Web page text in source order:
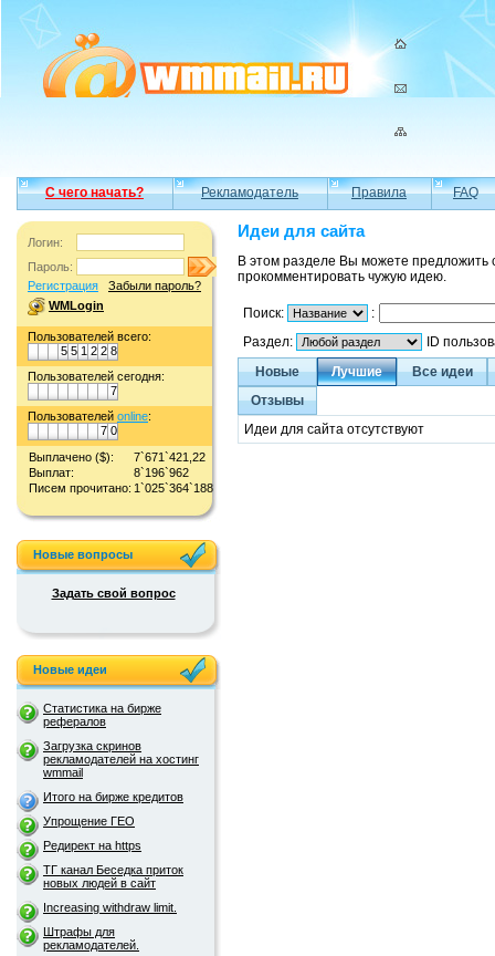
С чего начать? Рекламодатель Правила FAQ
Логин:
Пароль:
Регистрация
Забыли пароль?
WMLogin
Пользователей всего:
5 5 1 2 2 8
Пользователей сегодня:
7
Пользователей online:
7 0
Выплачено ($):
7`671`421,22
Выплат:
8`196`962
Писем прочитано: 1`025`364`188
Новые вопросы
Задать свой вопрос
Новые идеи
Статистика на бирже
рефералов
Загрузка скринов
рекламодателей на хостинг
wmmail
Итого на бирже кредитов
Упрощение ГЕО
Редирект на https
ТГ канал Беседка приток
новых людей в сайт
Increasing withdraw limit.
Штрафы для
рекламодателей.
Идеи для сайта
В этом разделе Вы можете
прокомментировать чужую идею.
Поиск:
:
Раздел:
ID
Новые
Лучшие
Все идеи
Отзывы
Идеи для сайта отсутствуют